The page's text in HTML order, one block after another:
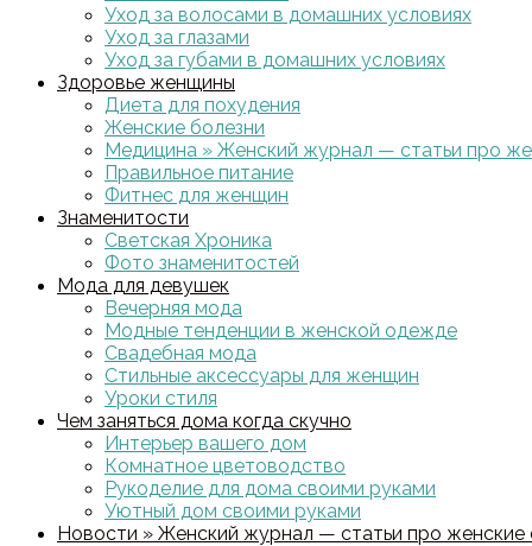
Уход за волосами в домашних условиях
Уход за глазами
Уход за губами в домашних условиях
Здоровье женщины
Диета для похудения
Женские болезни
Медицина » Женский журнал — статьи про
Правильное питание
Фитнес для женщин
Знаменитости
Светская Хроника
Фото знаменитостей
Мода для девушек
Вечерняя мода
Модные тенденции в женской одежде
Свадебная мода
Стильные аксессуары для женщин
Уроки стиля
Чем заняться дома когда скучно
Интерьер вашего дом
Комнатное цветоводство
Рукоделие для дома своими руками
Уютный дом своими руками
Новости » Женский журнал — статьи про женские